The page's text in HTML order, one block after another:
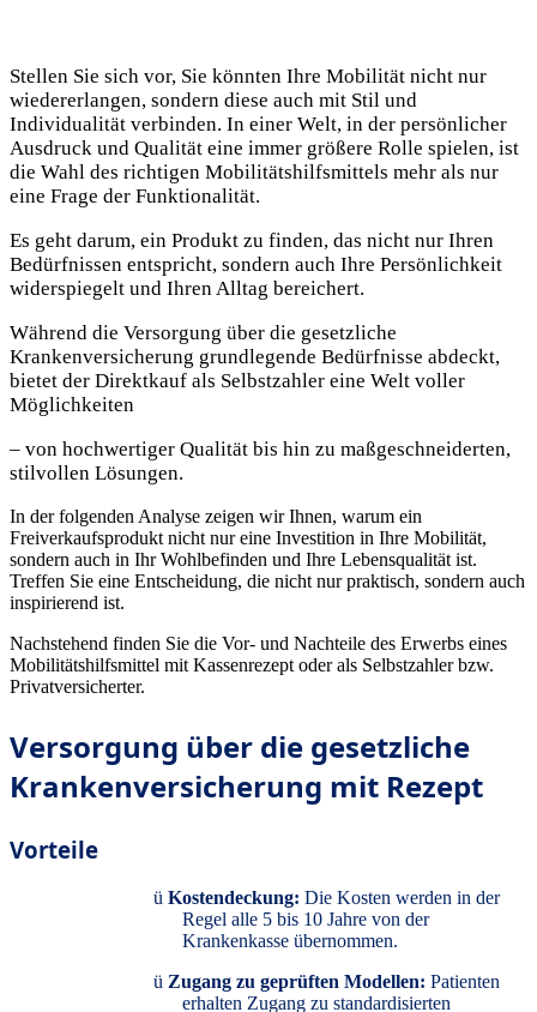
Stellen Sie sich vor, Sie könnten Ihre Mobilität nicht nur
wiedererlangen, sondern diese auch mit Stil und
Individualität verbinden. In einer Welt, in der persönlicher
Ausdruck und Qualität eine immer größere Rolle spielen, ist
die Wahl des richtigen Mobilitätshilfsmittels mehr als nur
eine Frage der Funktionalität.
Es geht darum, ein Produkt zu finden, das nicht nur Ihren
Bedürfnissen entspricht, sondern auch Ihre Persönlichkeit
widerspiegelt und Ihren Alltag bereichert.
Während die Versorgung über die gesetzliche
Krankenversicherung grundlegende Bedürfnisse abdeckt,
bietet der Direktkauf als Selbstzahler eine Welt voller
Möglichkeiten
– von hochwertiger Qualität bis hin zu maßgeschneiderten,
stilvollen Lösungen.
In der folgenden Analyse zeigen wir Ihnen, warum ein
Freiverkaufsprodukt nicht nur eine Investition in Ihre Mobilität,
sondern auch in Ihr Wohlbefinden und Ihre Lebensqualität ist.
Treffen Sie eine Entscheidung, die nicht nur praktisch, sondern auch
inspirierend ist.
Nachstehend finden Sie die Vor- und Nachteile des Erwerbs eines
Mobilitätshilfsmittel mit Kassenrezept oder als Selbstzahler bzw.
Privatversicherter.
Versorgung über die gesetzliche
Krankenversicherung mit Rezept
Vorteile
ü Kostendeckung: Die Kosten werden in der
Regel alle 5 bis 10 Jahre von der
Krankenkasse übernommen.
ü Zugang zu geprüften Modellen: Patienten
erhalten Zugang zu standardisierten